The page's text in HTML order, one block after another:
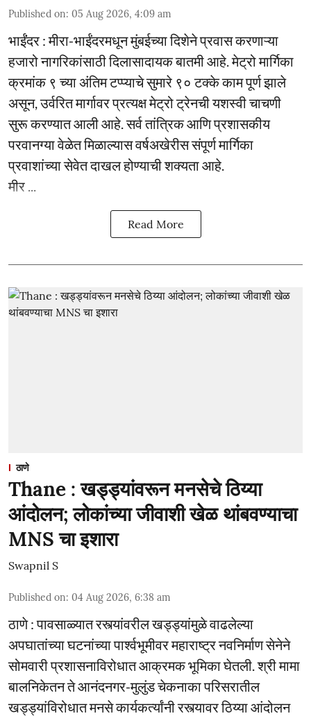
Published on: 05 Aug 2026, 4:09 am
भाईंंदर : मीरा-भाईंदरमधून मुंबईच्या दिशेने प्रवास करणाऱ्या
हजारो नागरिकांसाठी दिलासादायक बातमी आहे. मेट्रो मार्गिका
क्रमांक ९ च्या अंतिम टप्प्याचे सुमारे ९० टक्के काम पूर्ण झाले
असून, उर्वरित मार्गावर प्रत्यक्ष मेट्रो ट्रेनची यशस्वी चाचणी
सुरू करण्यात आली आहे. सर्व तांत्रिक आणि प्रशासकीय
परवानग्या वेळेत मिळाल्यास वर्षअखेरीस संपूर्ण मार्गिका
प्रवाशांच्या सेवेत दाखल होण्याची शक्यता आहे.
मीर ...
Read More
ठाणे
Thane : खड्ड्यांवरून मनसेचे ठिय्या
आंदोलन; लोकांच्या जीवाशी खेळ थांबवण्याचा
MNS चा इशारा
Swapnil S
Published on: 04 Aug 2026, 6:38 am
ठाणे : पावसाळ्यात रस्त्यांवरील खड्ड्यांमुळे वाढलेल्या
अपघातांच्या घटनांच्या पार्श्वभूमीवर महाराष्ट्र नवनिर्माण सेनेने
सोमवारी प्रशासनाविरोधात आक्रमक भूमिका घेतली. श्री मामा
बालनिकेतन ते आनंदनगर-मुलुंड चेकनाका परिसरातील
खड्ड्यांविरोधात मनसे कार्यकर्त्यांनी रस्त्यावर ठिय्या आंदोलन